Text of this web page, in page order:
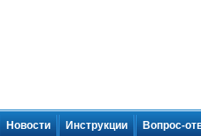
Новости Инструкции Вопрос-